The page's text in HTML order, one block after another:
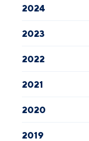
2024
2023
2022
2021
2020
2019